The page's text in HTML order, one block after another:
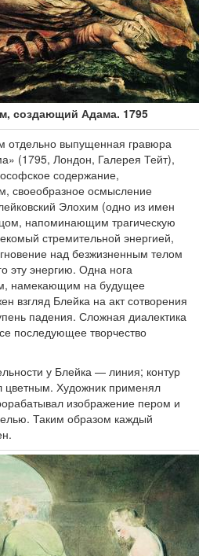
создающий Адама. 1795
отдельно выпущенная гравюра
(1795, Лондон, Галерея Тейт),
содержание,
своеобразное осмысление
Элохим (одно из имен
напоминающим трагическую
стремительной энергией,
над безжизненным телом
эту энергию. Одна нога
намекающим на будущее
взгляд Блейка на акт сотворения
падения. Сложная диалектика
последующее творчество
у Блейка — линия; контур
цветным. Художник применял
изображение пером и
Таким образом каждый